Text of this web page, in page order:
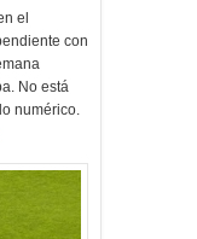
el
con
No está
numérico.